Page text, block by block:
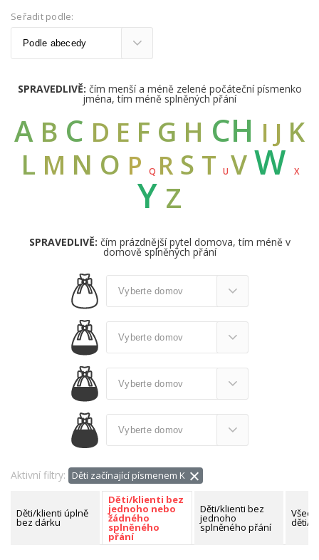
Seřadit podle:
SPRAVEDLIVĚ: čím menší a méně zelené počáteční písmenko
jména, tím méně splněných přání
A B C D E F G H CH I J K
L M N O P Q R S T U VW X
Y Z
SPRAVEDLIVĚ: čím prázdnější pytel domova, tím méně v
domově splněných přání
Aktivní filtry: Děti začínající písmenem K
Děti/klienti úplně
bez dárku
Děti/klienti bez
jednoho nebo
žádného
splněného
přání
Děti/klienti bez
jednoho
splněného přání děti/